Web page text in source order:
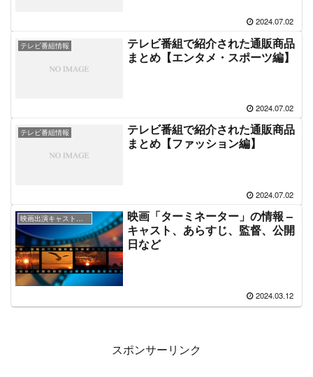
2024.07.02
テレビ番組情報
テレビ番組で紹介された通販商品
まとめ【エンタメ・スポーツ編】
2024.07.02
テレビ番組情報
テレビ番組で紹介された通販商品
まとめ【ファッション編】
2024.07.02
映画出演キャスト＆あらすじ情報
映画「ターミネーター」の情報 –
キャスト、あらすじ、監督、公開
日など
2024.03.12
スポンサーリンク